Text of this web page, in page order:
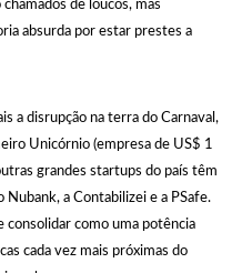
de loucos, mas
absurda por estar prestes a
a disrupção na terra do Carnaval,
Unicórnio (empresa de US$ 1
grandes startups do país têm
Nubank, a Contabilizei e a PSafe.
consolidar como uma potência
cada vez mais próximas do